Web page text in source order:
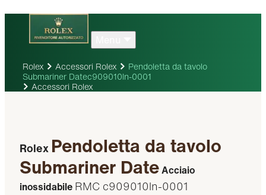
Rolex Accessori Rolex
Pendoletta da tavolo
Submariner Datec909010ln-0001
Accessori Rolex
Rolex Pendoletta da tavolo
Submariner DateAcciaio
inossidabile RMC c909010ln-0001